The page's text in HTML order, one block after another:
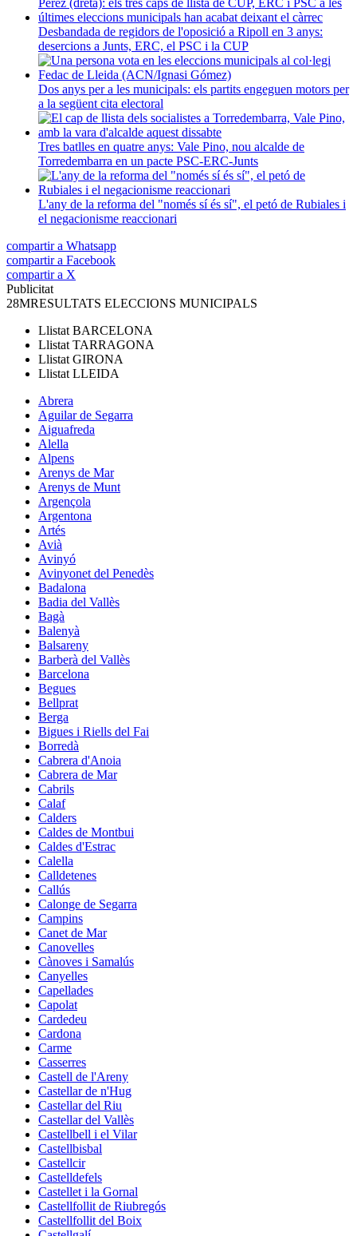
Desbandada de regidors de l'oposició a Ripoll en 3 anys:
desercions a Junts, ERC, el PSC i la CUP
Dos anys per a les municipals: els partits engeguen motors per
a la següent cita electoral
Tres batlles en quatre anys: Vale Pino, nou alcalde de
Torredembarra en un pacte PSC-ERC-Junts
L'any de la reforma del "només sí és sí", el petó de Rubiales i
el negacionisme reaccionari
compartir a Whatsapp
compartir a Facebook
compartir a X
Publicitat
28MRESULTATS ELECCIONS MUNICIPALS
Llistat BARCELONA
Llistat TARRAGONA
Llistat GIRONA
Llistat LLEIDA
Abrera
Aguilar de Segarra
Aiguafreda
Alella
Alpens
Arenys de Mar
Arenys de Munt
Argençola
Argentona
Artés
Avià
Avinyó
Avinyonet del Penedès
Badalona
Badia del Vallès
Bagà
Balenyà
Balsareny
Barberà del Vallès
Barcelona
Begues
Bellprat
Berga
Bigues i Riells del Fai
Borredà
Cabrera d'Anoia
Cabrera de Mar
Cabrils
Calaf
Calders
Caldes de Montbui
Caldes d'Estrac
Calella
Calldetenes
Callús
Calonge de Segarra
Campins
Canet de Mar
Canovelles
Cànoves i Samalús
Canyelles
Capellades
Capolat
Cardedeu
Cardona
Carme
Casserres
Castell de l'Areny
Castellar de n'Hug
Castellar del Riu
Castellar del Vallès
Castellbell i el Vilar
Castellbisbal
Castellcir
Castelldefels
Castellet i la Gornal
Castellfollit de Riubregós
Castellfollit del Boix